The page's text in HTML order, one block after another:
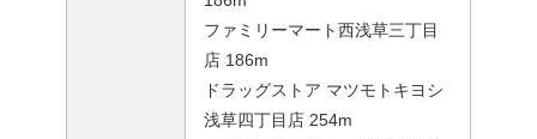
ファミリーマート西浅草三丁目
店 186m
ドラッグストア マツモトキヨシ
浅草四丁目店 254m